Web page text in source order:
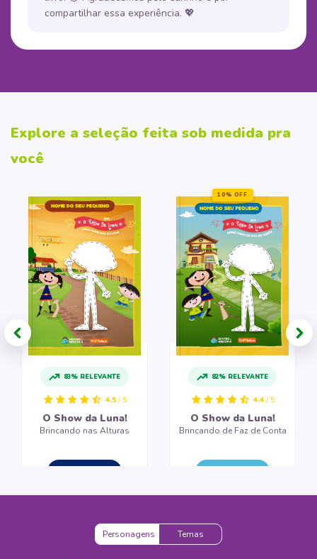
compartilhar essa experiência. 💖
Explore a seleção feita sob medida pra
você
83% RELEVANTE
4.5 / 5
O Show da Luna!
Brincando nas Alturas
82% RELEVANTE
4.4 / 5
O Show da Luna!
Brincando de Faz de Conta
10% OFF
Personagens Temas